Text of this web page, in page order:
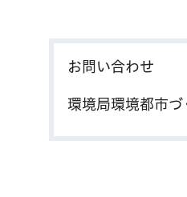
お問い合わせ
環境局環境都市